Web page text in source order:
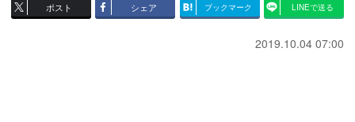
ポスト シェア ブックマーク LINEで送る
2019.10.04 07:00